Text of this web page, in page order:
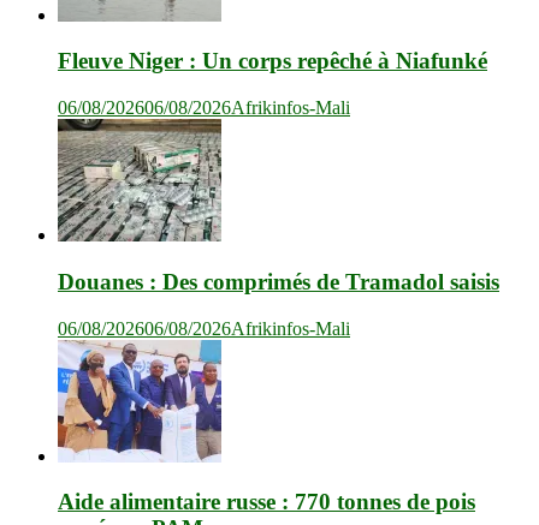
Fleuve Niger : Un corps repêché à Niafunké
06/08/202606/08/2026Afrikinfos-Mali
Douanes : Des comprimés de Tramadol saisis
06/08/202606/08/2026Afrikinfos-Mali
Aide alimentaire russe : 770 tonnes de pois